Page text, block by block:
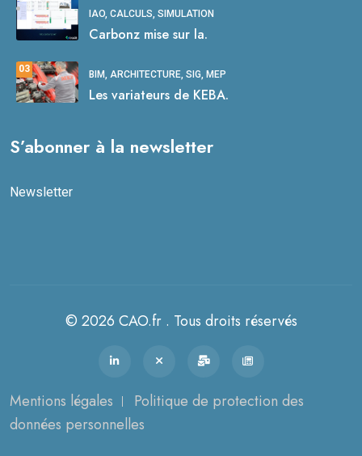
IAO, CALCULS, SIMULATION
Carbonz mise sur la.
03 BIM, ARCHITECTURE, SIG, MEP
Les variateurs de KEBA.
S’abonner à la newsletter
Newsletter
© 2026 CAO.fr . Tous droits réservés
Mentions légales
Politique de protection des
données personnelles